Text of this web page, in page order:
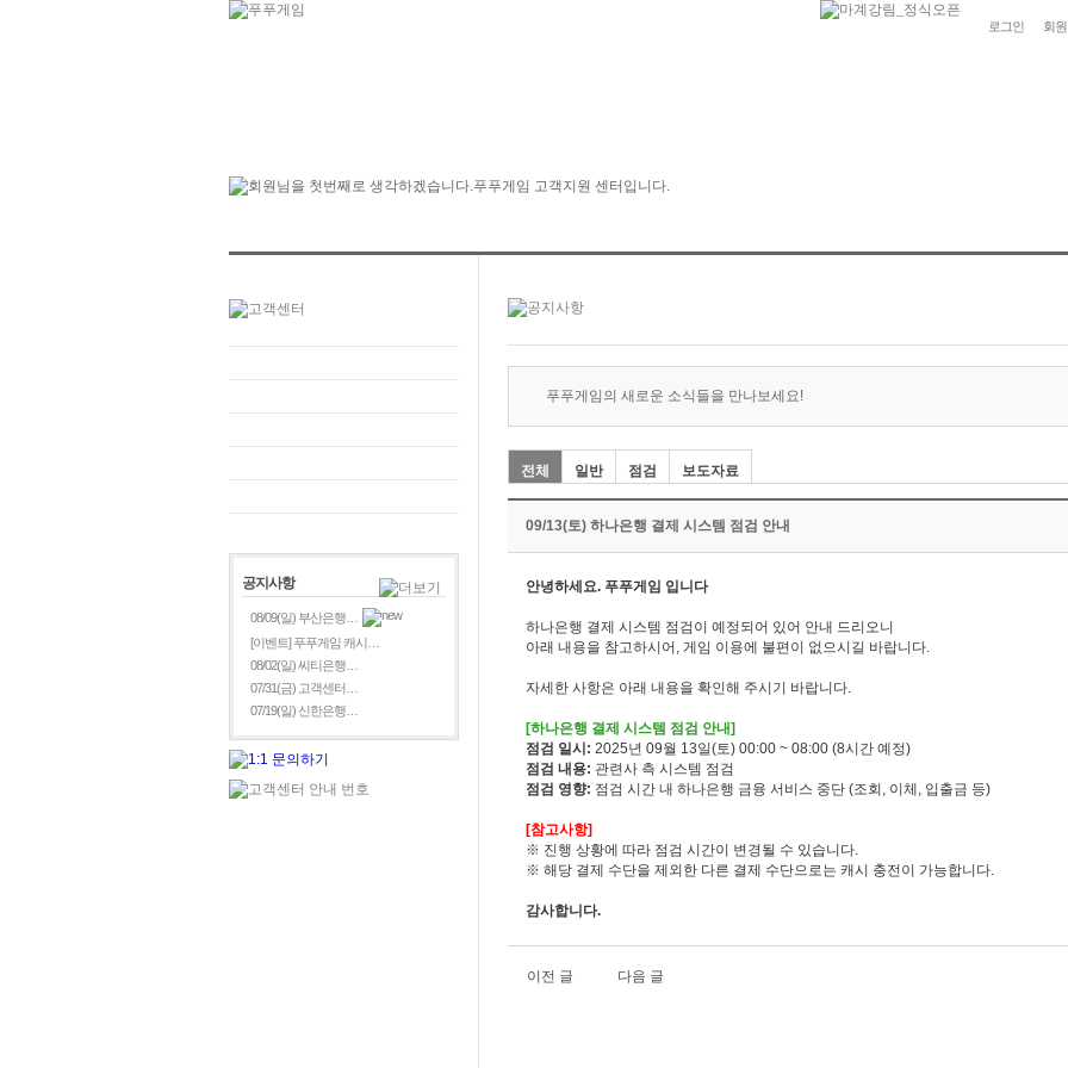
로그인 회
공지사항
08/09(일) 부산은행…
[이벤트] 푸푸게임 캐시…
08/02(일) 씨티은행…
07/31(금) 고객센터…
07/19(일) 신한은행…
푸푸게임의 새로운 소식들을 만나보세요!
전체 일반 점검 보도자료
09/13(토) 하나은행 결제 시스템 점검 안내
안녕하세요. 푸푸게임 입니다
하나은행 결제 시스템 점검이 예정되어 있어 안내 드리오니
아래 내용을 참고하시어, 게임 이용에 불편이 없으시길 바랍니다.
자세한 사항은 아래 내용을 확인해 주시기 바랍니다.
[하나은행 결제 시스템 점검 안내]
점검 일시: 2025년 09월 13일(토) 00:00 ~ 08:00 (8시간 예정)
점검 내용: 관련사 측 시스템 점검
점검 영향: 점검 시간 내 하나은행 금융 서비스 중단 (조회, 이체, 입출금 등)
[참고사항]
※ 진행 상황에 따라 점검 시간이 변경될 수 있습니다.
※ 해당 결제 수단을 제외한 다른 결제 수단으로는 캐시 충전이 가능합니다.
감사합니다.
이전 글 다음 글